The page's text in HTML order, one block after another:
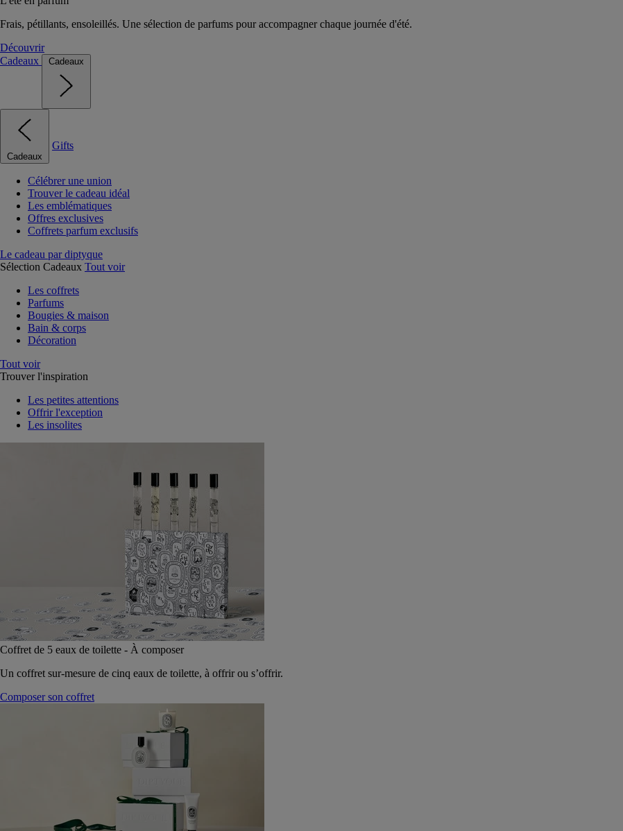
Frais, pétillants, ensoleillés. Une sélection de parfums pour accompagner chaque journée d'été.
Découvrir
Cadeaux
Cadeaux
Cadeaux
Gifts
Célébrer une union
Trouver le cadeau idéal
Les emblématiques
Offres exclusives
Coffrets parfum exclusifs
Le cadeau par diptyque
Sélection Cadeaux Tout voir
Les coffrets
Parfums
Bougies & maison
Bain & corps
Décoration
Tout voir
Trouver l'inspiration
Les petites attentions
Offrir l'exception
Les insolites
Coffret de 5 eaux de toilette - À composer
Un coffret sur-mesure de cinq eaux de toilette, à offrir ou s’offrir.
Composer son coffret